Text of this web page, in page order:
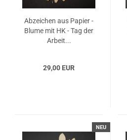
Abzeichen aus Papier -
Blume mit HK - Tag der
Arbeit...
29,00 EUR
NEU